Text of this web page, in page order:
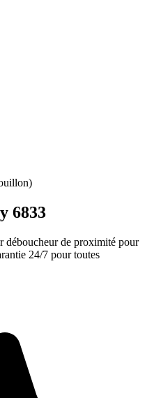
6833
déboucheur de proximité pour
24/7 pour toutes